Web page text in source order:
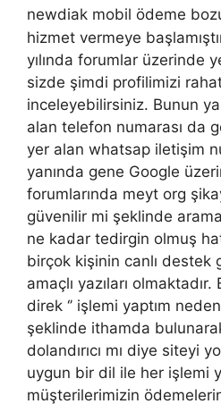
newdiak mobil ödeme
hizmet vermeye
yılında forumlar üzerinde
sizde şimdi profilimizi
inceleyebilirsiniz. Bunun
alan telefon numarası da
yer alan whatsap iletişim
yanında gene Google
forumlarında meyt org
güvenilir mi şeklinde
ne kadar tedirgin olmuş
birçok kişinin canlı destek
amaçlı yazıları
direk ‘’ işlemi yaptım
şeklinde ithamda
dolandırıcı mı diye siteyi
uygun bir dil ile her işlemi
müşterilerimizin